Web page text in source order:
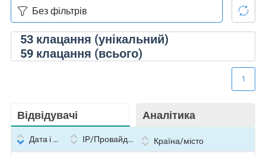
53клацання (унікальний)
59клацання (всього)
Відвідувачі Аналітика
1
Дата і час IP/Провайдер Країна/місто